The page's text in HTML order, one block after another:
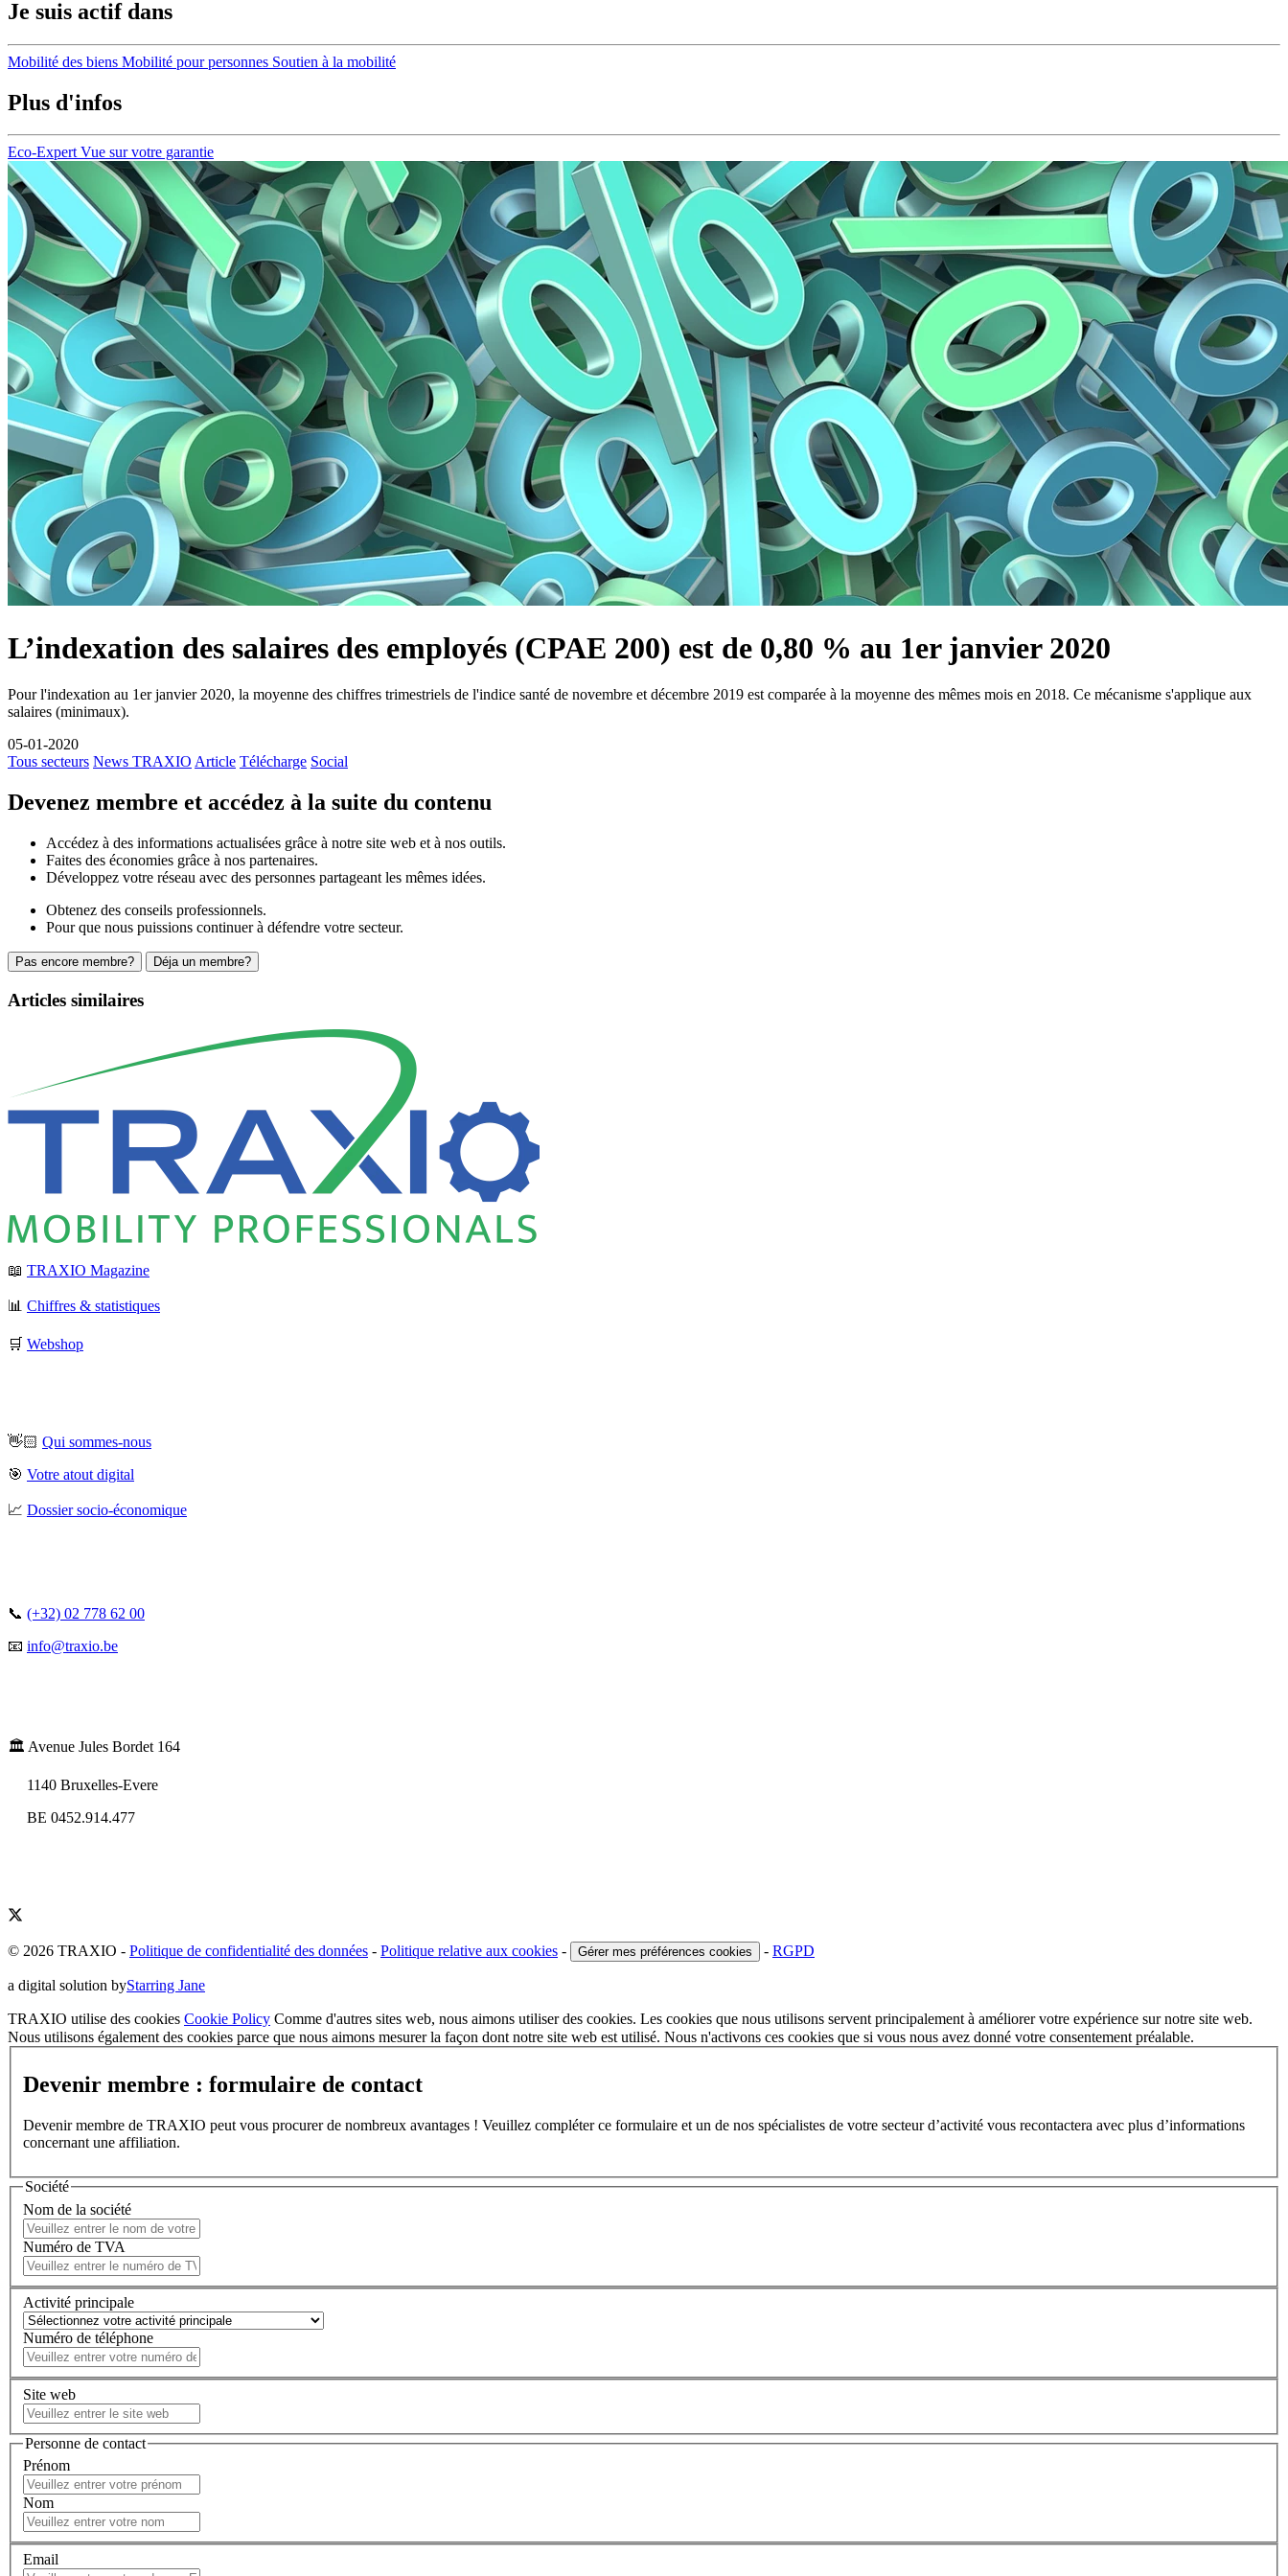
Je suis actif dans
Mobilité des biens Mobilité pour personnes Soutien à la mobilité
Plus d'infos
Eco-Expert Vue sur votre garantie
L’indexation des salaires des employés (CPAE 200) est de 0,80 % au 1er janvier 2020
Pour l'indexation au 1er janvier 2020, la moyenne des chiffres trimestriels de l'indice santé de novembre et décembre 2019 est comparée à la moyenne des mêmes mois en 2018. Ce mécanisme s'applique aux
salaires (minimaux).
05-01-2020
Tous secteurs News TRAXIO Article Télécharge Social
Devenez membre et accédez à la suite du contenu
Accédez à des informations actualisées grâce à notre site web et à nos outils.
Faites des économies grâce à nos partenaires.
Développez votre réseau avec des personnes partageant les mêmes idées.
Obtenez des conseils professionnels.
Pour que nous puissions continuer à défendre votre secteur.
Pas encore membre? Déja un membre?
Articles similaires
📖 TRAXIO Magazine
📊 Chiffres & statistiques
🛒 Webshop
👋🏻 Qui sommes-nous
🎯 Votre atout digital
📈 Dossier socio-économique
📞 (+32) 02 778 62 00
📧 info@traxio.be
🏛️ Avenue Jules Bordet 164
1140 Bruxelles-Evere
BE 0452.914.477
© 2026 TRAXIO - Politique de confidentialité des données - Politique relative aux cookies - Gérer mes préférences cookies - RGPD
a digital solution byStarring Jane
TRAXIO utilise des cookies Cookie Policy Comme d'autres sites web, nous aimons utiliser des cookies. Les cookies que nous utilisons servent principalement à améliorer votre expérience sur notre site web.
Nous utilisons également des cookies parce que nous aimons mesurer la façon dont notre site web est utilisé. Nous n'activons ces cookies que si vous nous avez donné votre consentement préalable.
Devenir membre : formulaire de contact
Devenir membre de TRAXIO peut vous procurer de nombreux avantages ! Veuillez compléter ce formulaire et un de nos spécialistes de votre secteur d’activité vous recontactera avec plus d’informations
concernant une affiliation.
Société
Nom de la société
Numéro de TVA
Activité principale
Numéro de téléphone
Site web
Personne de contact
Prénom
Nom
Email